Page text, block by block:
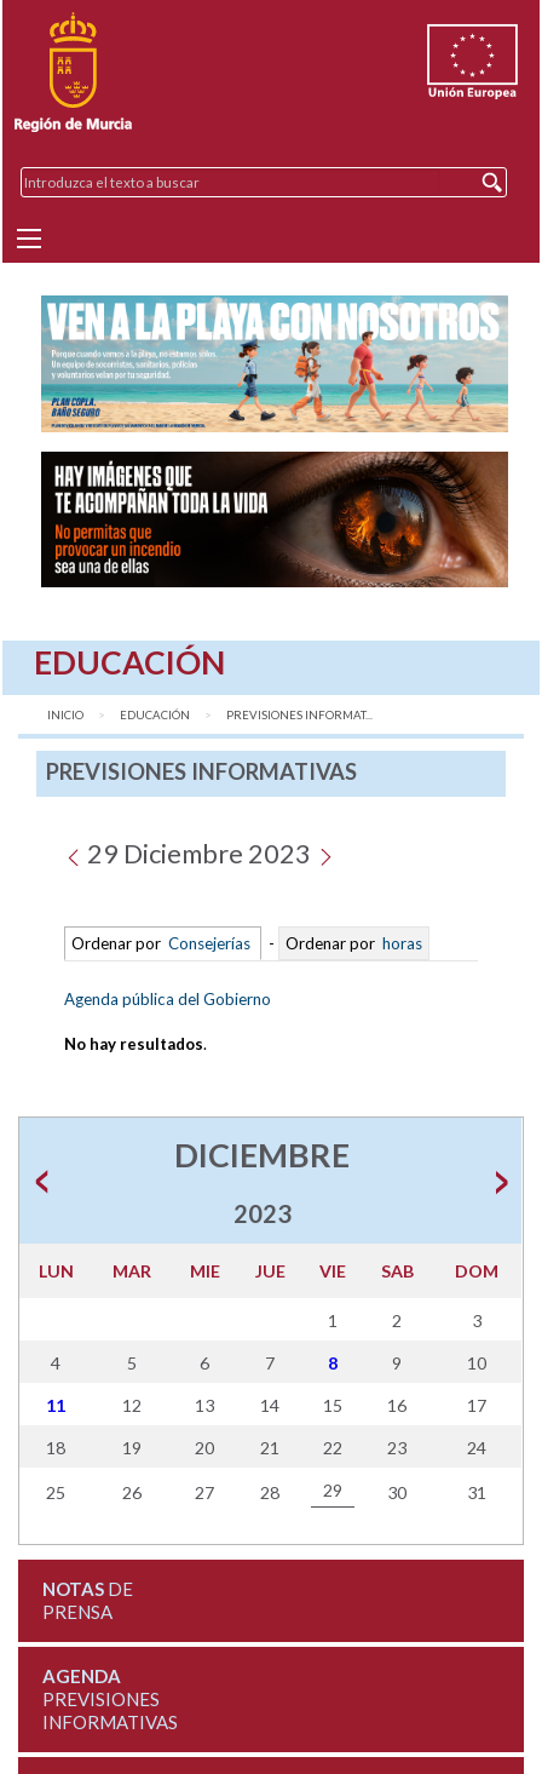
EDUCACIÓN
INICIO EDUCACIÓN AQUÍ:
PREVISIONES INFORMAT...
PREVISIONES INFORMATIVAS
29 Diciembre 2023
Ordenar por Consejerías - Ordenar por horas
Agenda pública del Gobierno
No hay resultados.
DICIEMBRE
2023
LUN MAR MIE JUE VIE SAB DOM
1 2 3
4 5 6 7 8 9 10
11 12 13 14 15 16 17
18 19 20 21 22 23 24
25 26 27 28 29 30 31
NOTASDE
PRENSA
AGENDA
PREVISIONES
INFORMATIVAS